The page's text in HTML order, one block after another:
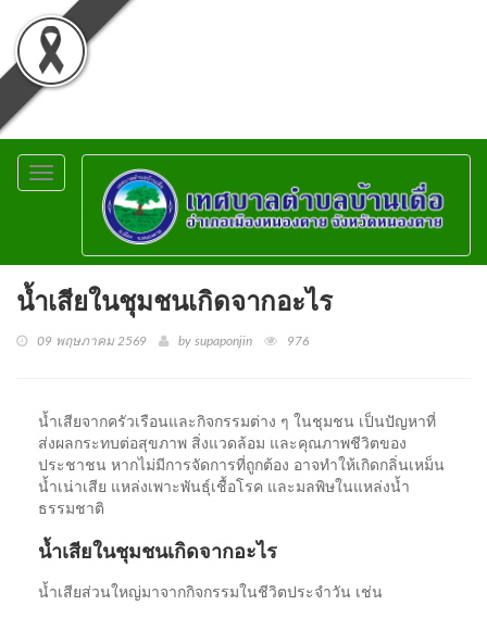
Toggle
navigation
น้ำเสียในชุมชนเกิดจากอะไร
09 พฤษภาคม 2569 by supaponjin 976
น้ำเสียจากครัวเรือนและกิจกรรมต่าง ๆ ในชุมชน เป็นปัญหาที่
ส่งผลกระทบต่อสุขภาพ สิ่งแวดล้อม และคุณภาพชีวิตของ
ประชาชน หากไม่มีการจัดการที่ถูกต้อง อาจทำให้เกิดกลิ่นเหม็น
น้ำเน่าเสีย แหล่งเพาะพันธุ์เชื้อโรค และมลพิษในแหล่งน้ำ
ธรรมชาติ
น้ำเสียในชุมชนเกิดจากอะไร
น้ำเสียส่วนใหญ่มาจากกิจกรรมในชีวิตประจำวัน เช่น